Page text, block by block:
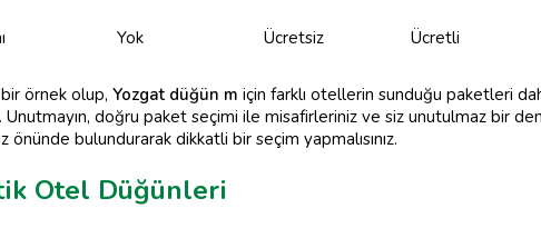
Yok Ücretsiz Ücretli
örnek olup, Yozgat düğün m için farklı otellerin sunduğu paketleri
Unutmayın, doğru paket seçimi ile misafirleriniz ve siz unutulmaz bir
bulundurarak dikkatli bir seçim yapmalısınız.
Otel Düğünleri